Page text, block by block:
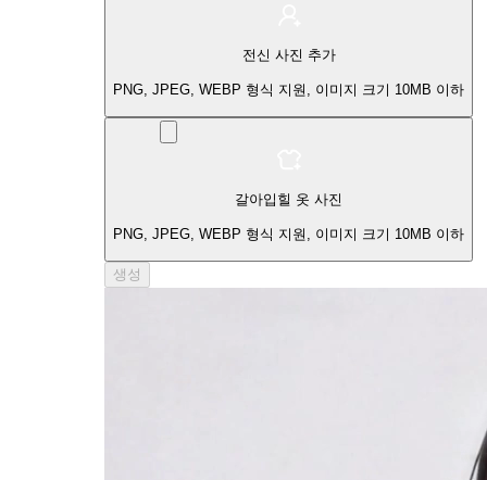
전신 사진 추가
PNG, JPEG, WEBP 형식 지원, 이미지 크기 10MB 이하
갈아입힐 옷 사진
PNG, JPEG, WEBP 형식 지원, 이미지 크기 10MB 이하
생성